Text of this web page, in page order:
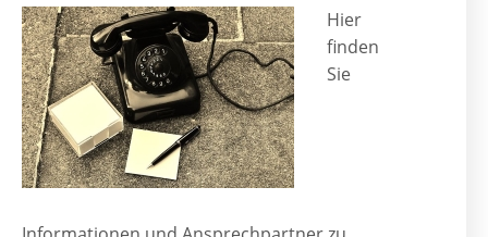
Hier
finden
Sie